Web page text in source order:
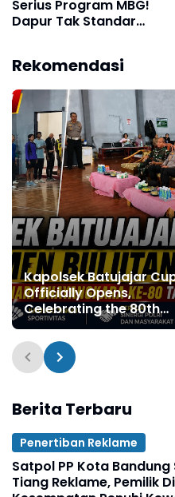
Serius Program MBG!
Dapur Tak Standar
Rekomendasi
Kapolsek Batujajar
Officially Opens,
Celebrating the 80th
Anniversary of
Bhayangkara Day 2026
Berita Terbaru
Penertiban Reklame
Satpol PP Kota Bandung
Tiang Reklame, Pemilik